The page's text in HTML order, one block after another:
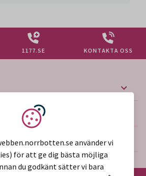
1177.SE KONTAKTA OSS
Vi använder kakor
använder vi
för att ge dig bästa möjliga
du godkänt sätter vi bara